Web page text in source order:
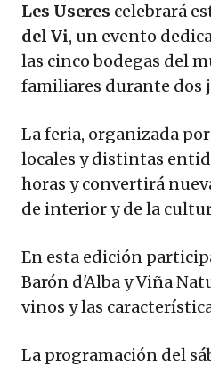
Les Useres celebrará
del Vi, un evento
las cinco bodegas del
familiares durante dos
La feria, organizada
locales y distintas
horas y convertirá
de interior y de la
En esta edición
Barón d'Alba y Viña
vinos y las
La programación del